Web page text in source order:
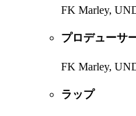
FK Marley,
プロデューサ
FK Marley,
ラップ